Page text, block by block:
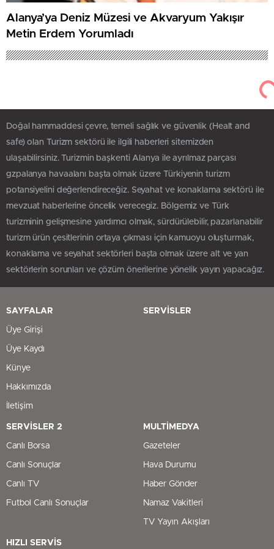
Alanya’ya Deniz Müzesi ve Akvaryum Yakışır
Metin Erdem Yorumladı
Doğal hammaddesi çevre, temeli sağlık ve güvenlik (Healt and
safe) olan Turizm sektörü ile ilgili haberleri sitemizden
ulaşabilirsiniz. Turizmin başkenti Alanya ile ayrılmaz parçası
gzpalanya havaalanı başta olmak üzere Türkiyenin turizm
potansiyelini değerlendireceğiz. Seyahat ve konaklama sektörü ile
mevzuat haberlerine öncelik verecegiz. Bölgemiz ve Türk
turizminin gelişmesine yardımcı olmak, sürdürülebilir, pazarlanabilir
turizm ürün çesitlerinin ortaya çıkması için kamuoyu oluşturmak,
konaklama ve seyahat sektörleri başta olmak üzere alt ve yan
sektörlerin sorunları ve çözüm önerilerine yönelik yayın yapacağız.
SAYFALAR
Üye Girişi
Üye Kaydı
Künye
Hakkımızda
İletişim
SERVİSLER
SERVİSLER 2
Canlı Borsa
Canlı Sonuçlar
Canlı TV
Futbol Canlı Sonuçlar
MULTİMEDYA
Gazeteler
Hava Durumu
Haber Gönder
Namaz Vakitleri
TV Yayın Akışları
HIZLI SERVİS